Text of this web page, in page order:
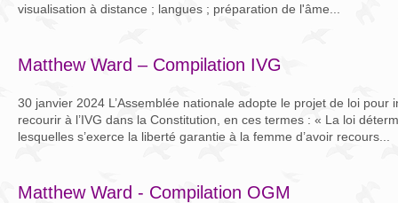
visualisation à distance ; langues ; préparation de l'âme...
Matthew Ward – Compilation IVG
30 janvier 2024 L’Assemblée nationale adopte le projet de loi pour
recourir à l’IVG dans la Constitution, en ces termes : « La loi
lesquelles s’exerce la liberté garantie à la femme d’avoir recours...
Matthew Ward - Compilation OGM